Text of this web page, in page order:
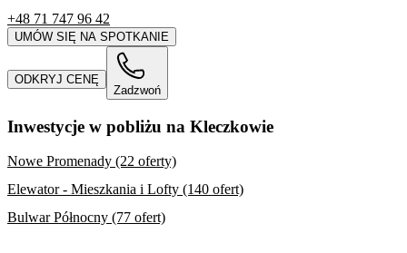
+48 71 747 96 42
UMÓW SIĘ NA SPOTKANIE
ODKRYJ CENĘ
Zadzwoń
Inwestycje w pobliżu na Kleczkowie
Nowe Promenady (22 oferty)
Elewator - Mieszkania i Lofty (140 ofert)
Bulwar Północny (77 ofert)